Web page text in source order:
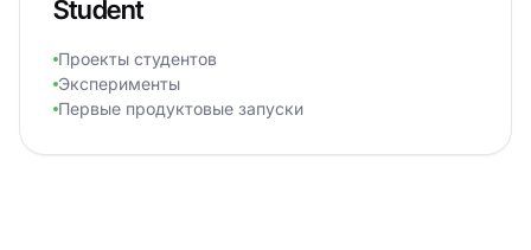
Student
Проекты студентов
Эксперименты
Первые продуктовые запуски